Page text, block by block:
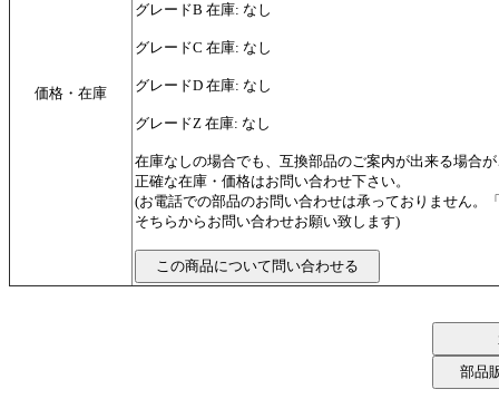
価格・在庫
グレードB 在庫: なし
グレードC 在庫: なし
グレードD 在庫: なし
グレードZ 在庫: なし
在庫なしの場合でも、互換部品のご案内が出来る場合
正確な在庫・価格はお問い合わせ下さい。
(お電話での部品のお問い合わせは承っておりません。
そちらからお問い合わせお願い致します)